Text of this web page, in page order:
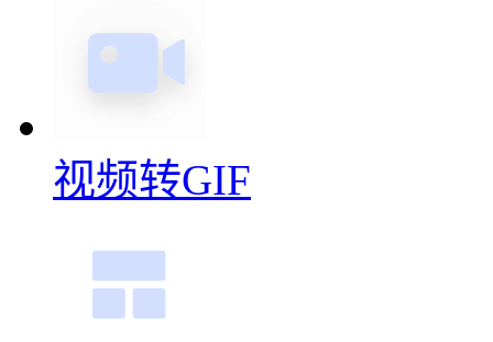
视频转GIF